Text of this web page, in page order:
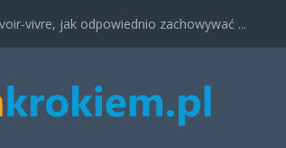
vivre, jak odpowiednio zachowywać ...